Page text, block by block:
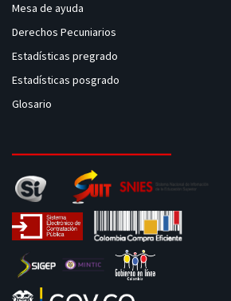
Mesa de ayuda
Derechos Pecuniarios
Estadísticas pregrado
Estadísticas posgrado
Glosario